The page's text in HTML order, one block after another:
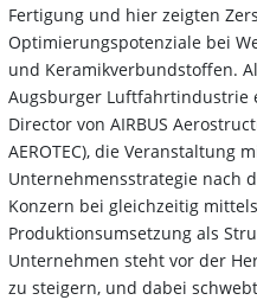
Fertigung und hier zeigten
Optimierungspotenziale bei
und Keramikverbundstoffen.
Augsburger Luftfahrtindustrie
Director von AIRBUS
AEROTEC), die Veranstaltung
Unternehmensstrategie nach
Konzern bei gleichzeitig
Produktionsumsetzung als
Unternehmen steht vor der
zu steigern, und dabei